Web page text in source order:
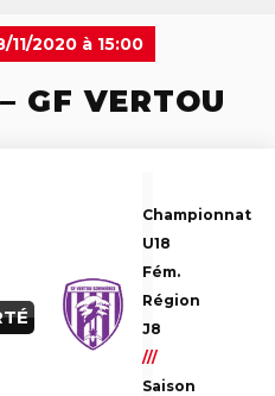
11/2020 à 15:00
GF VERTOU
Championnat
U18
Fém.
Région
J8
///
Saison
:
Stade Henri